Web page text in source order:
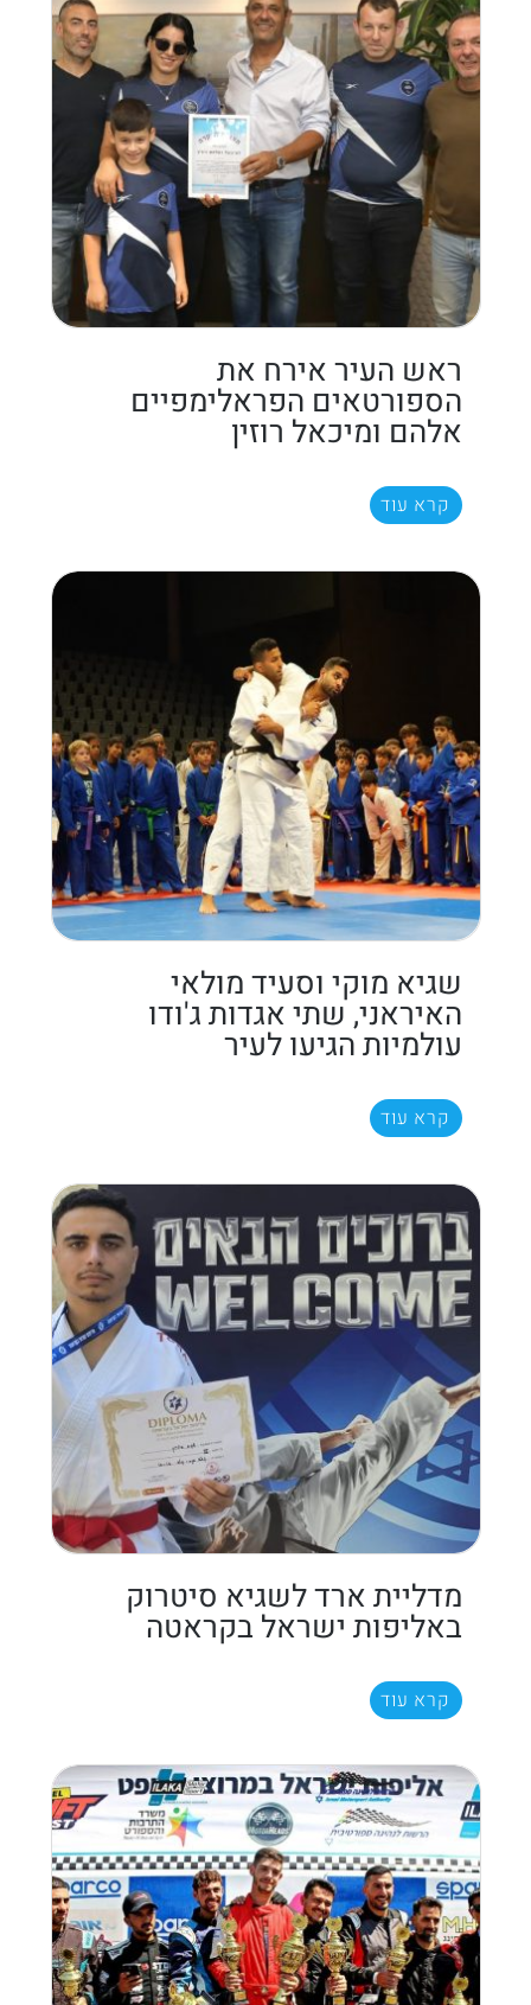
ראש העיר אירח את
הספורטאים הפראלימפיים
אלהם ומיכאל רוזין
קרא עוד
שגיא מוקי וסעיד מולאי
האיראני, שתי אגדות ג'ודו
עולמיות הגיעו לעיר
קרא עוד
מדליית ארד לשגיא סיטרוק
באליפות ישראל בקראטה
קרא עוד